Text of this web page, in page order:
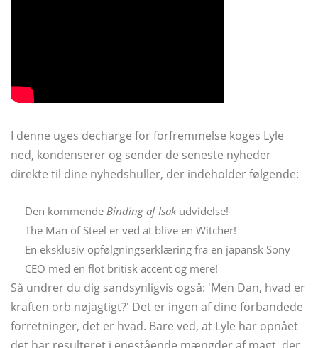
I denne uges decharge for forfremmelse koges Lyle
ned, kondenserer og sender de seneste nyheder
direkte til dine nyhedshuller, der indeholder følgende:
Den kommende Binding af Isakudvidelse!
The Man of Steel er ved at blive en Witcher!
En eksklusiv opfølgningserklæring fra en japansk Sony
CEO med en flot britisk accent og mere!
Så undrer du dig sandsynligvis også: 'Men Dan, hvad er
kraften orb nøjagtigt?' Det er ingen af ​​dine forbandede
forretninger, det er hvad. Bare ved, at Lyle har opnået